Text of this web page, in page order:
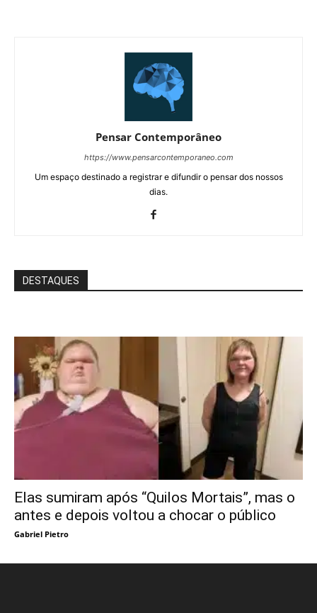
Pensar Contemporâneo
https://www.pensarcontemporaneo.com
Um espaço destinado a registrar e difundir o pensar dos nossos
dias.
DESTAQUES
Elas sumiram após “Quilos Mortais”, mas o
antes e depois voltou a chocar o público
Gabriel Pietro